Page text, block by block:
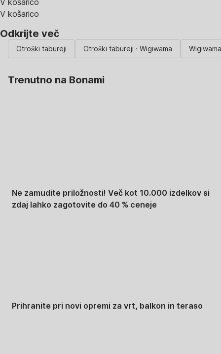
V košarico
Odkrijte več
Otroški tabureji Otroški tabureji · Wigiwama Wigiwama
Trenutno na Bonami
Ne zamudite priložnosti! Več kot 10.000 izdelkov si
zdaj lahko zagotovite do 40 % ceneje
Prihranite pri novi opremi za vrt, balkon in teraso